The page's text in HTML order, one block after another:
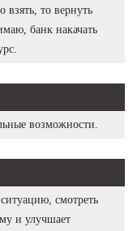
взять, то вернуть
банк накачать
возможности.
смотреть
и улучшает